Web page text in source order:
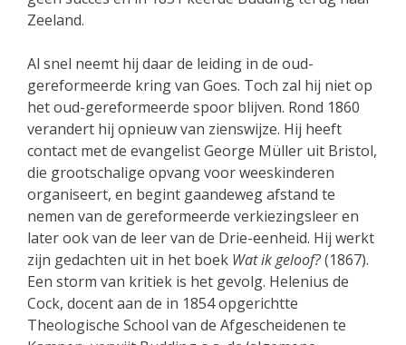
Zeeland.
Al snel neemt hij daar de leiding in de oud-
gereformeerde kring van Goes. Toch zal hij niet op
het oud-gereformeerde spoor blijven. Rond 1860
verandert hij opnieuw van zienswijze. Hij heeft
contact met de evangelist George Müller uit Bristol,
die grootschalige opvang voor weeskinderen
organiseert, en begint gaandeweg afstand te
nemen van de gereformeerde verkiezingsleer en
later ook van de leer van de Drie-eenheid. Hij werkt
zijn gedachten uit in het boek Wat ik geloof?(1867).
Een storm van kritiek is het gevolg. Helenius de
Cock, docent aan de in 1854 opgerichtte
Theologische School van de Afgescheidenen te